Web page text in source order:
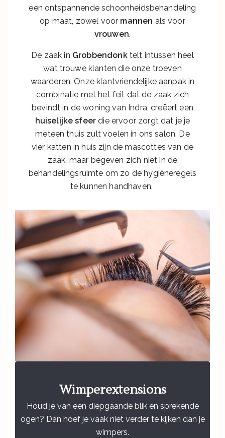
een ontspannende schoonheidsbehandeling
op maat, zowel voor mannen als voor
vrouwen.
De zaak in Grobbendonk telt intussen heel
wat trouwe klanten die onze troeven
waarderen. Onze klantvriendelijke aanpak in
combinatie met het feit dat de zaak zich
bevindt in de woning van Indra, creëert een
huiselijke sfeerdie ervoor zorgt dat je je
meteen thuis zult voelen in ons salon. De
vier katten in huis zijn de mascottes van de
zaak, maar begeven zich niet in de
behandelingsruimte om zo de hygiëneregels
te kunnen handhaven.
Wimperextensions
Houd je van een diepgaande blik en sprekende
ogen? Dan hoef je vaak niet verder te kijken dan je
wimpers.